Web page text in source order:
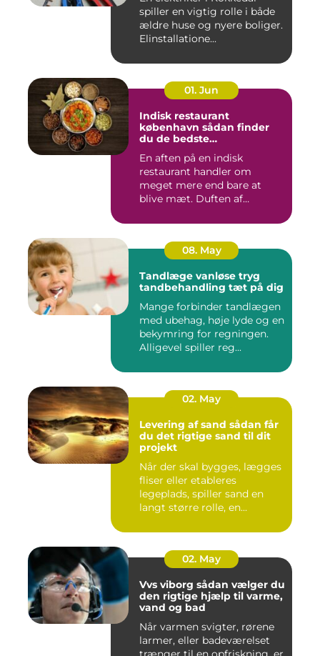
spiller en vigtig rolle i både
ældre huse og nyere boliger.
Elinstallatione...
01. Jun
Indisk restaurant
københavn sådan finder
du de bedste
En aften på en indisk
restaurant handler om
meget mere end bare at
blive mæt. Duften af
08. May
Tandlæge vanløse tryg
tandbehandling tæt på dig
Mange forbinder tandlægen
med ubehag, høje lyde og en
bekymring for regningen.
Alligevel spiller reg...
02. May
Levering af sand sådan får
du det rigtige sand til dit
projekt
Når der skal bygges, lægges
fliser eller etableres
legeplads, spiller sand en
langt større rolle, en...
02. May
Vvs viborg sådan vælger du
den rigtige hjælp til varme,
vand og bad
Når varmen svigter, rørene
larmer, eller badeværelset